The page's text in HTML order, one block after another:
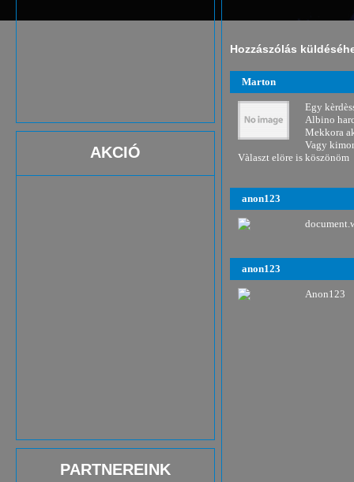
AKCIÓ
PARTNEREINK
Hozzászólás
Marton
Egy
Albino
Mekkora
Vagy
Vàlaszt elöre is köszönöm
anon123
anon123
Anon123